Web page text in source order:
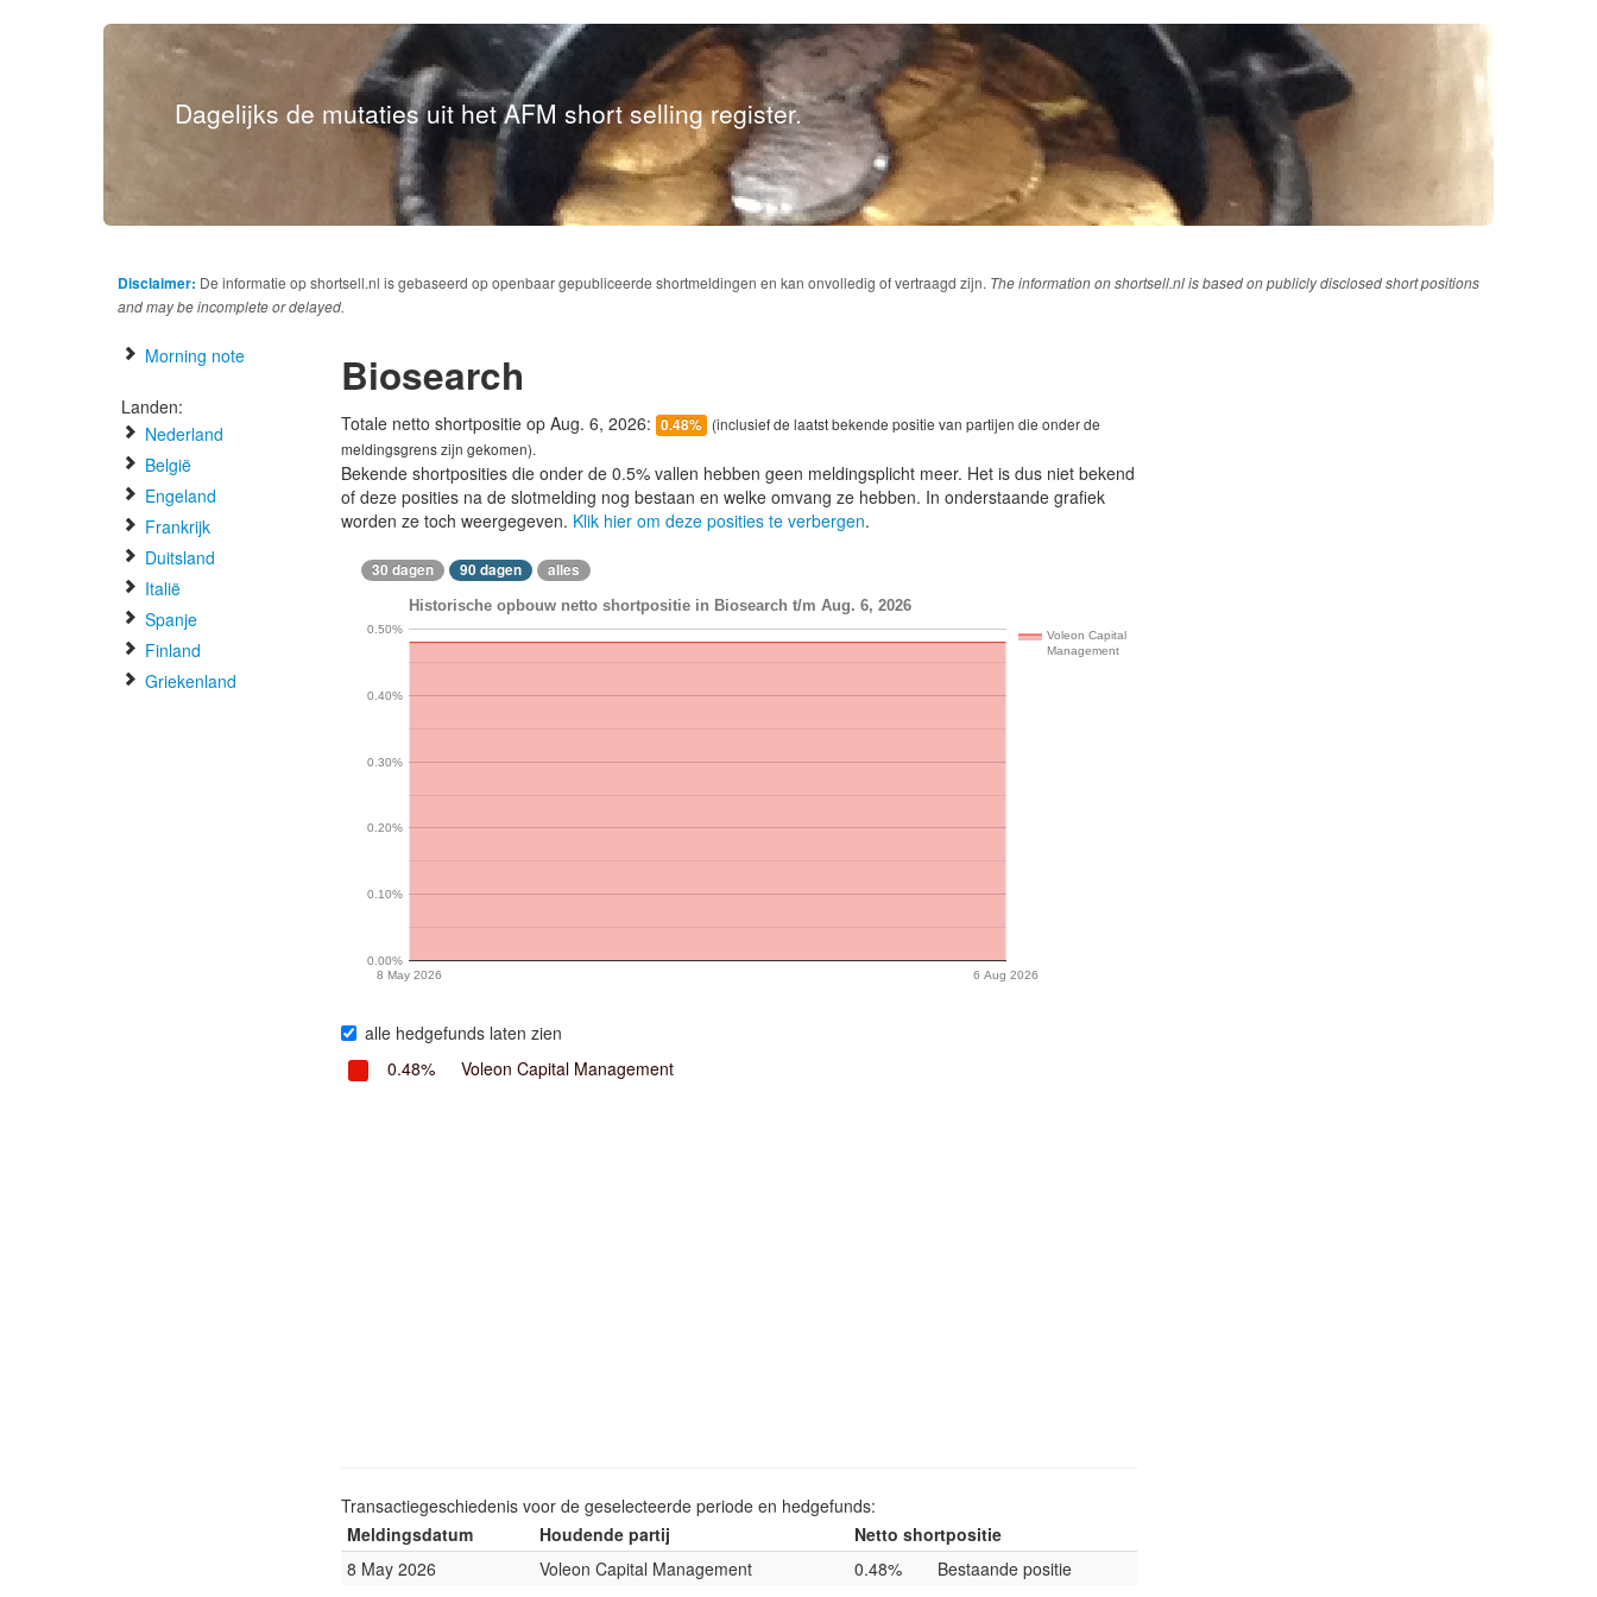
Dagelijks de mutaties uit het AFM short selling register.
Disclaimer: De informatie op shortsell.nl is gebaseerd op openbaar gepubliceerde shortmeldingen en kan onvolledig of vertraagd zijn. The information on shortsell.nl is based on publicly disclosed short positions
and may be incomplete or delayed.
Morning note
Landen:
Nederland
België
Engeland
Frankrijk
Duitsland
Italië
Spanje
Finland
Griekenland
Biosearch
Totale netto shortpositie op Aug. 6, 2026: 0.48% (inclusief de laatst bekende positie van partijen die onder de
meldingsgrens zijn gekomen).
Bekende shortposities die onder de 0.5% vallen hebben geen meldingsplicht meer. Het is dus niet bekend
of deze posities na de slotmelding nog bestaan en welke omvang ze hebben. In onderstaande grafiek
worden ze toch weergegeven. Klik hier om deze posities te verbergen.
30 dagen 90 dagen alles
Historische opbouw netto shortpositie in Biosearch t/m Aug. 6, 2026
Voleon Capital
Management
8 May 2026 6 Aug 2026
0.00%
0.10%
0.20%
0.30%
0.40%
0.50%
alle hedgefunds laten zien
0.48%
Voleon Capital Management
Transactiegeschiedenis voor de geselecteerde periode en hedgefunds:
Meldingsdatum
Houdende partij
Netto shortpositie
8 May 2026
Voleon Capital Management 0.48% Bestaande positie